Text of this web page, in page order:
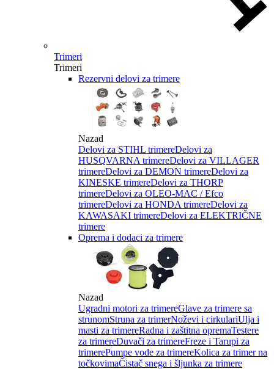
Trimeri
Trimeri
Rezervni delovi za trimere
Nazad
Delovi za STIHL trimereDelovi za
HUSQVARNA trimereDelovi za VILLAGER
trimereDelovi za DEMON trimereDelovi za
KINESKE trimereDelovi za THORP
trimereDelovi za OLEO-MAC / Efco
trimereDelovi za HONDA trimereDelovi za
KAWASAKI trimereDelovi za ELEKTRIČNE
trimere
Oprema i dodaci za trimere
Nazad
Ugradni motori za trimereGlave za trimere sa
strunomStruna za trimerNoževi i cirkulariUlja i
masti za trimereRadna i zaštitna opremaTestere
za trimereDuvači za trimereFreze i Tarupi za
trimerePumpe vode za trimereKolica za trimer na
točkovimaČistač snega i šljunka za trimere